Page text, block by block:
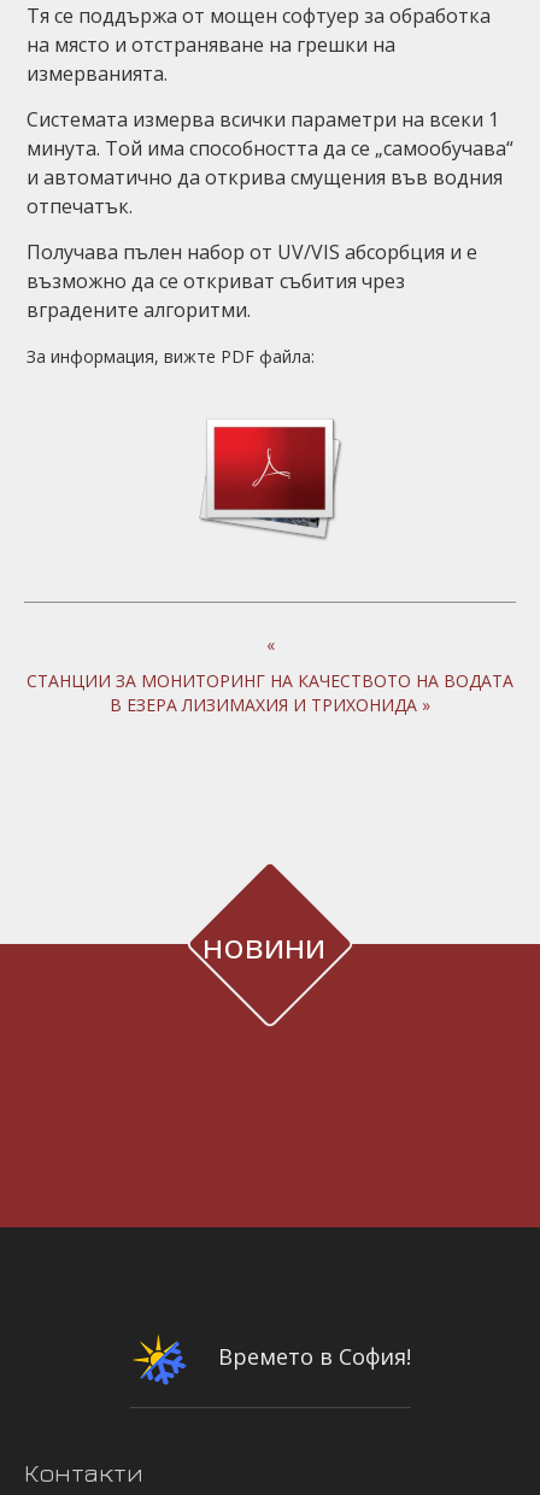
Тя се поддържа от мощен софтуер за обработка
на място и отстраняване на грешки на
измерванията.
Системата измерва всички параметри на всеки 1
минута. Той има способността да се „самообучава“
и автоматично да открива смущения във водния
отпечатък.
Получава пълен набор от UV/VIS абсорбция и е
възможно да се откриват събития чрез
вградените алгоритми.
За информация, вижте PDF файла:
«
СТАНЦИИ ЗА МОНИТОРИНГ НА КАЧЕСТВОТО НА ВОДАТА
В ЕЗЕРА ЛИЗИМАХИЯ И ТРИХОНИДА »
новини
Времето в София!
Контакти